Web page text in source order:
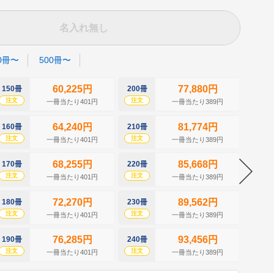
名入れ無し
〜 500冊〜
150冊
注文
60,225円
一冊当たり401円
160冊
注文
64,240円
一冊当たり401円
170冊
注文
68,255円
一冊当たり401円
180冊
注文
72,270円
一冊当たり401円
190冊
注文
76,285円
一冊当たり401円
200冊
注文
77,880円
一冊当たり389円
210冊
注文
81,774円
一冊当たり389円
220冊
注文
85,668円
一冊当たり389円
230冊
注文
89,562円
一冊当たり389円
240冊
注文
93,456円
一冊当たり389円